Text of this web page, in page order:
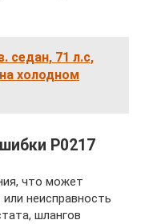
седан, 71 л.с,
холодном
P0217
что может
неисправность
шлангов